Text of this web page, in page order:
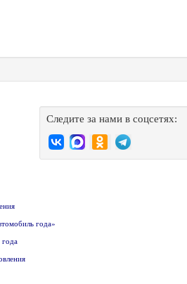
Следите за нами в соцсетях:
года»
года